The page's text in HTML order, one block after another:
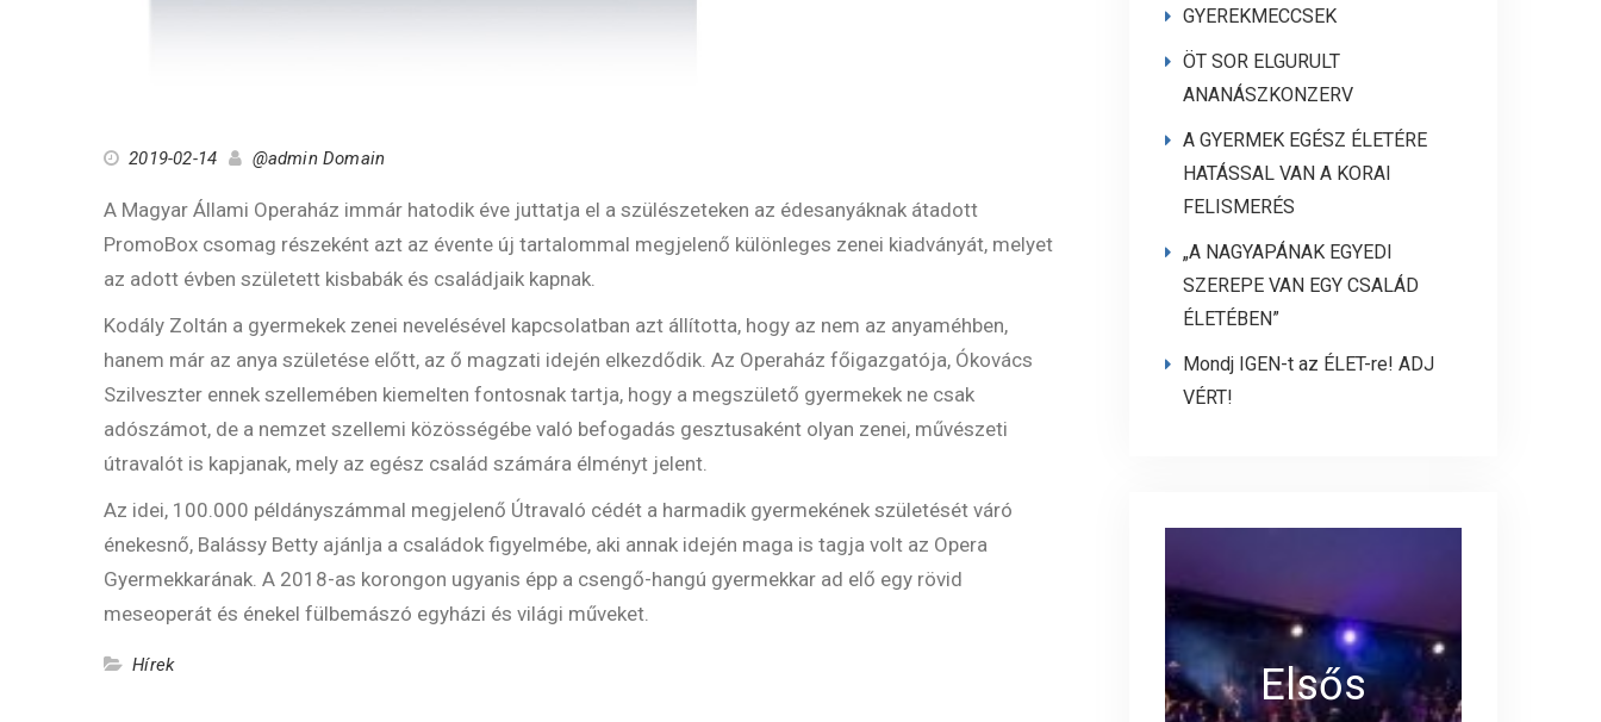
2019-02-14 @admin Domain
A Magyar Állami Operaház immár hatodik éve juttatja el a szülészeteken az édesanyáknak átadott
PromoBox csomag részeként azt az évente új tartalommal megjelenő különleges zenei kiadványát, melyet
az adott évben született kisbabák és családjaik kapnak.
Kodály Zoltán a gyermekek zenei nevelésével kapcsolatban azt állította, hogy az nem az anyaméhben,
hanem már az anya születése előtt, az ő magzati idején elkezdődik. Az Operaház főigazgatója, Ókovács
Szilveszter ennek szellemében kiemelten fontosnak tartja, hogy a megszülető gyermekek ne csak
adószámot, de a nemzet szellemi közösségébe való befogadás gesztusaként olyan zenei, művészeti
útravalót is kapjanak, mely az egész család számára élményt jelent.
Az idei, 100.000 példányszámmal megjelenő Útravaló cédét a harmadik gyermekének születését váró
énekesnő, Balássy Betty ajánlja a családok figyelmébe, aki annak idején maga is tagja volt az Opera
Gyermekkarának. A 2018-as korongon ugyanis épp a csengő-hangú gyermekkar ad elő egy rövid
meseoperát és énekel fülbemászó egyházi és világi műveket.
Hírek
GYEREKMECCSEK
ÖT SOR ELGURULT
ANANÁSZKONZERV
A GYERMEK EGÉSZ ÉLETÉRE
HATÁSSAL VAN A KORAI
FELISMERÉS
„A NAGYAPÁNAK EGYEDI
SZEREPE VAN EGY CSALÁD
ÉLETÉBEN”
Mondj IGEN-t az ÉLET-re! ADJ
VÉRT!
Elsős